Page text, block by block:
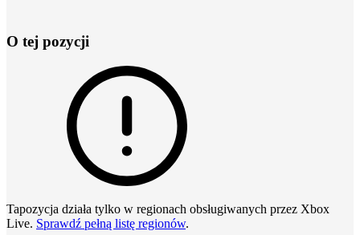
O tej pozycji
Tapozycja działa tylko w regionach obsługiwanych przez Xbox
Live. Sprawdź pełną listę regionów.